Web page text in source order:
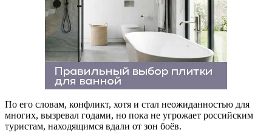
По его словам, конфликт, хотя и стал неожиданностью для
многих, вызревал годами, но пока не угрожает российским
туристам, находящимся вдали от зон боёв.